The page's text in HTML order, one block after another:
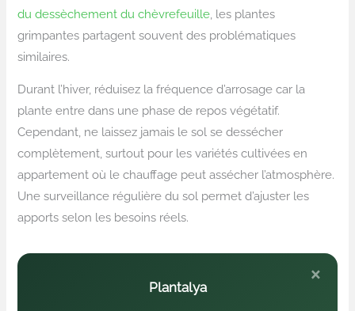
du dessèchement du chèvrefeuille , les plantes
grimpantes partagent souvent des problématiques
similaires.
Durant l’hiver, réduisez la fréquence d’arrosage car la
plante entre dans une phase de repos végétatif.
Cependant, ne laissez jamais le sol se dessécher
complètement, surtout pour les variétés cultivées en
appartement où le chauffage peut assécher l’atmosphère.
Une surveillance régulière du sol permet d’ajuster les
apports selon les besoins réels.
×
Plantalya